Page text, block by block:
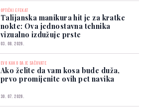
OPTIČKI EFEKAT
Talijanska manikura hit je za kratke
nokte: Ova jednostavna tehnika
vizualno izdužuje prste
03. 08. 2026.
EVO KAKO DA JE SAČUVATE
Ako želite da vam kosa bude duža,
prvo promijenite ovih pet navika
30. 07. 2026.